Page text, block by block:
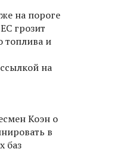
на пороге
грозит
топлива и
на
Коэн о
в
баз